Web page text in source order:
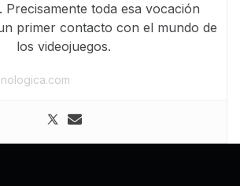
Precisamente toda esa vocación
primer contacto con el mundo de
los videojuegos.